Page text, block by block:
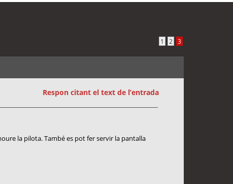
1 2 3
Respon citant el text de l’entrada
la pilota. També es pot fer servir la pantalla